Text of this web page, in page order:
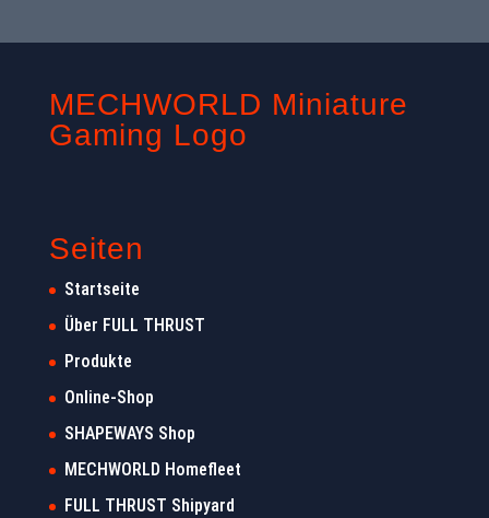
MECHWORLD Miniature
Gaming Logo
Seiten
Startseite
Über FULL THRUST
Produkte
Online-Shop
SHAPEWAYS Shop
MECHWORLD Homefleet
FULL THRUST Shipyard